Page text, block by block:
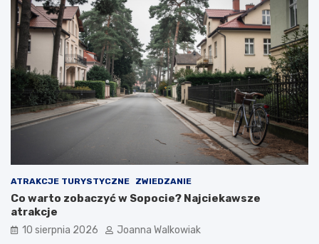
a
c
j
e
ATRAKCJE TURYSTYCZNE ZWIEDZANIE
Co warto zobaczyć w Sopocie? Najciekawsze
atrakcje
10 sierpnia 2026 Joanna Walkowiak